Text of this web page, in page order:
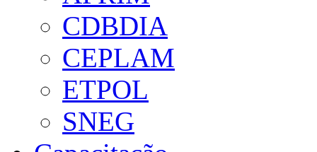
CDBDIA
CEPLAM
ETPOL
SNEG